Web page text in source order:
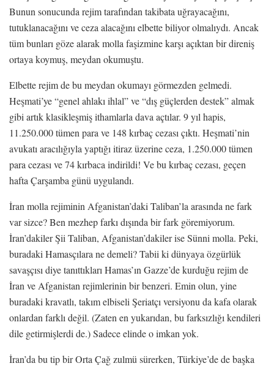
Bunun sonucunda rejim tarafından takibata uğrayacağını,
tutuklanacağını ve ceza alacağını elbette biliyor olmalıydı. Ancak
tüm bunları göze alarak molla faşizmine karşı açıktan bir direniş
ortaya koymuş, meydan okumuştu.
Elbette rejim de bu meydan okumayı görmezden gelmedi.
Heşmati’ye “genel ahlakı ihlal” ve “dış güçlerden destek” almak
gibi artık klasikleşmiş ithamlarla dava açtılar. 9 yıl hapis,
11.250.000 tümen para ve 148 kırbaç cezası çıktı. Heşmati’nin
avukatı aracılığıyla yaptığı itiraz üzerine ceza, 1.250.000 tümen
para cezası ve 74 kırbaca indirildi! Ve bu kırbaç cezası, geçen
hafta Çarşamba günü uygulandı.
İran molla rejiminin Afganistan’daki Taliban’la arasında ne fark
var sizce? Ben mezhep farkı dışında bir fark göremiyorum.
İran’dakiler Şii Taliban, Afganistan’dakiler ise Sünni molla. Peki,
buradaki Hamasçılara ne demeli? Tabii ki dünyaya özgürlük
savaşçısı diye tanıttıkları Hamas’ın Gazze’de kurduğu rejim de
İran ve Afganistan rejimlerinin bir benzeri. Emin olun, yine
buradaki kravatlı, takım elbiseli Şeriatçı versiyonu da kafa olarak
onlardan farklı değil. (Zaten en yukarıdan, bu farksızlığı kendileri
dile getirmişlerdi de.) Sadece elinde o imkan yok.
İran’da bu tip bir Orta Çağ zulmü sürerken, Türkiye’de de başka